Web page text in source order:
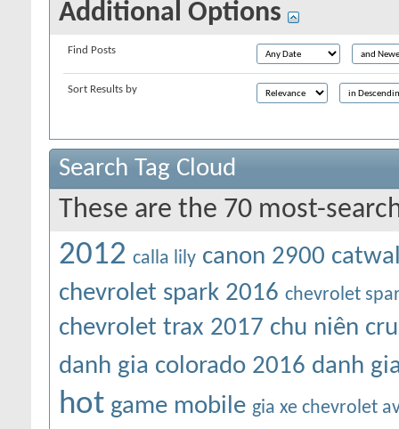
Additional Options
Find Posts
Sort Results by
Search Tag Cloud
These are the 70 most-
2012 calla lily canon 2900
chevrolet spark 2016 chevrolet
chevrolet trax 2017 chu niên
danh gia colorado 2016 danh
hot game mobile gia xe chevrolet